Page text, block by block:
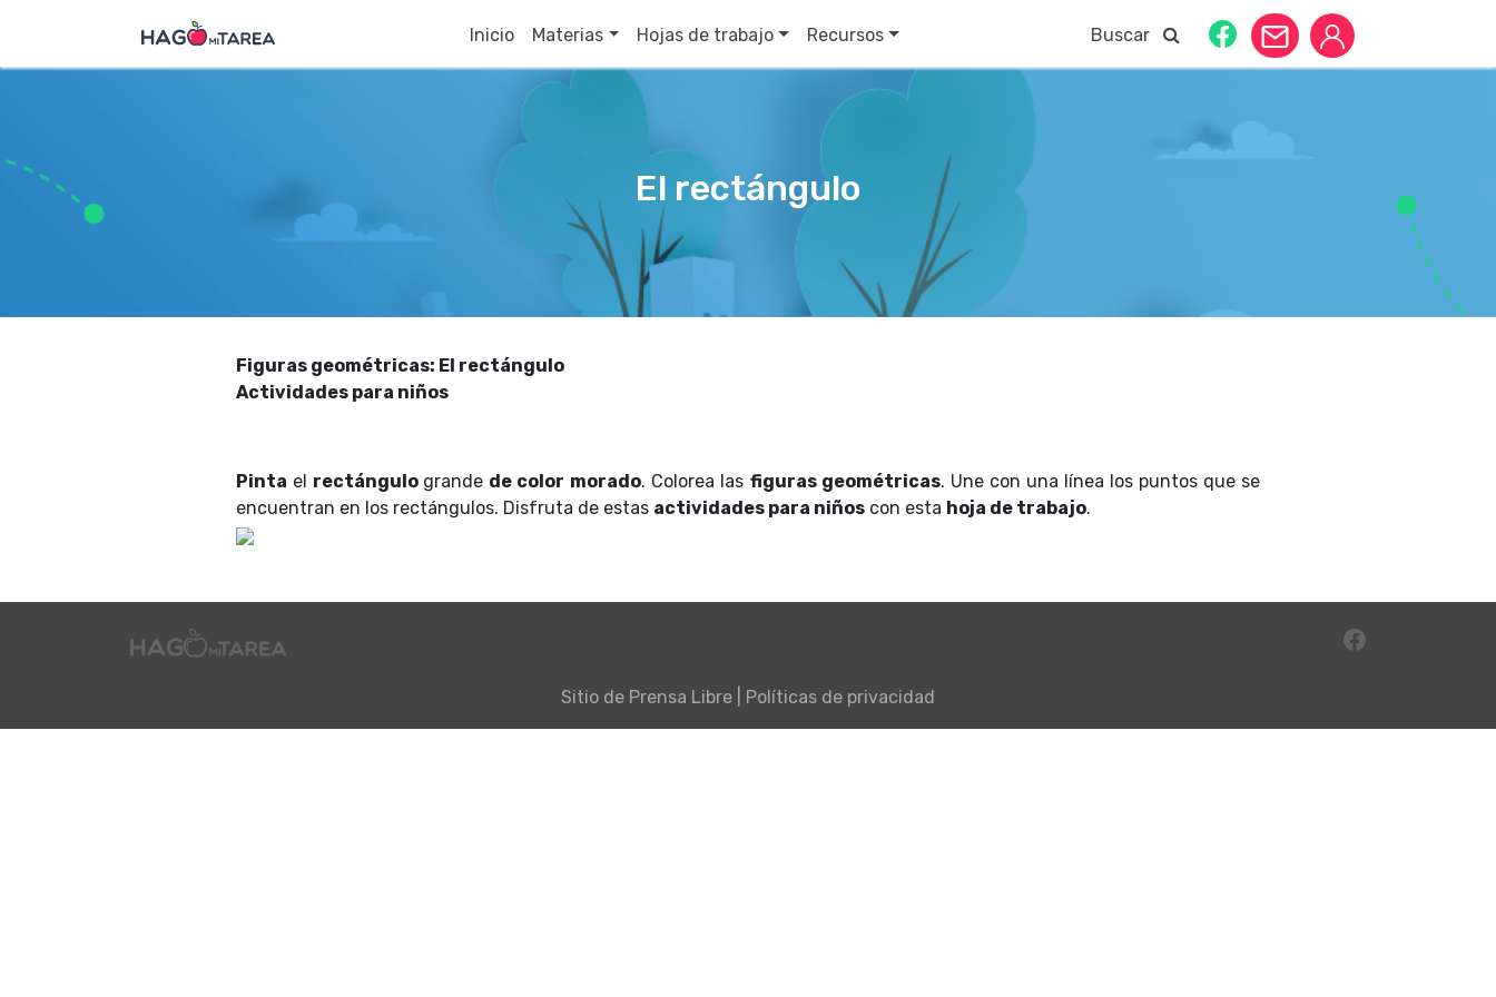
Inicio Materias Hojas de trabajo Recursos Buscar
El rectángulo
Figuras geométricas: El rectángulo
Actividades para niños
Pinta el rectángulo grande de color morado. Colorea las figuras geométricas. Une con una línea los puntos que se
encuentran en los rectángulos. Disfruta de estas actividades para niños con esta hoja de trabajo.
Sitio de Prensa Libre Políticas de privacidad